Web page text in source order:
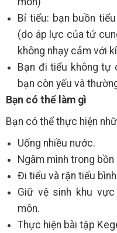
Bí tiểu: bạn buồn
(do áp lực của tử
không nhạy cảm với
Bạn đi tiểu không tự
bạn còn yếu và
Bạn có thể làm gì
Bạn có thể thực hiện
Uống nhiều nước.
Ngâm mình trong
Đi tiểu và rặn tiểu
Giữ vệ sinh khu
môn.
Thực hiện bài tập